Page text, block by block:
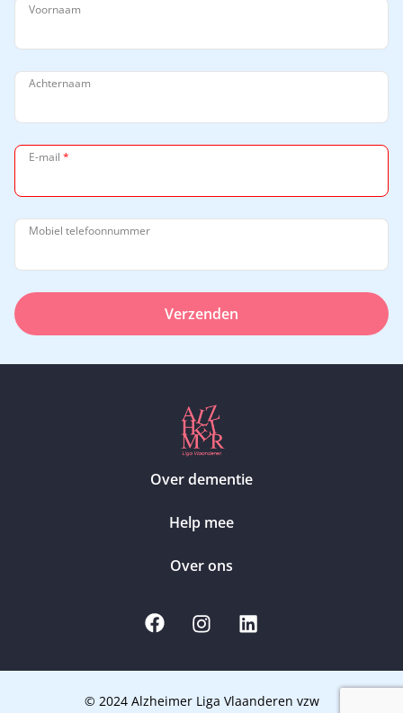
Voornaam
Achternaam
E-mail *
Mobiel telefoonnummer
Verzenden
Over dementie
Help mee
Over ons
© 2024 Alzheimer Liga Vlaanderen vzw